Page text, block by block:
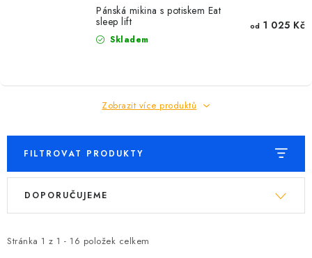
Pánská mikina s potiskem Eat
sleep lift
Skladem
od 1 025 Kč
Zobrazit více produktů
FILTROVAT PRODUKTY
V
i
Stránka 1 z 1 - 16 položek celkem
Ř
e
DOPORUČUJEME